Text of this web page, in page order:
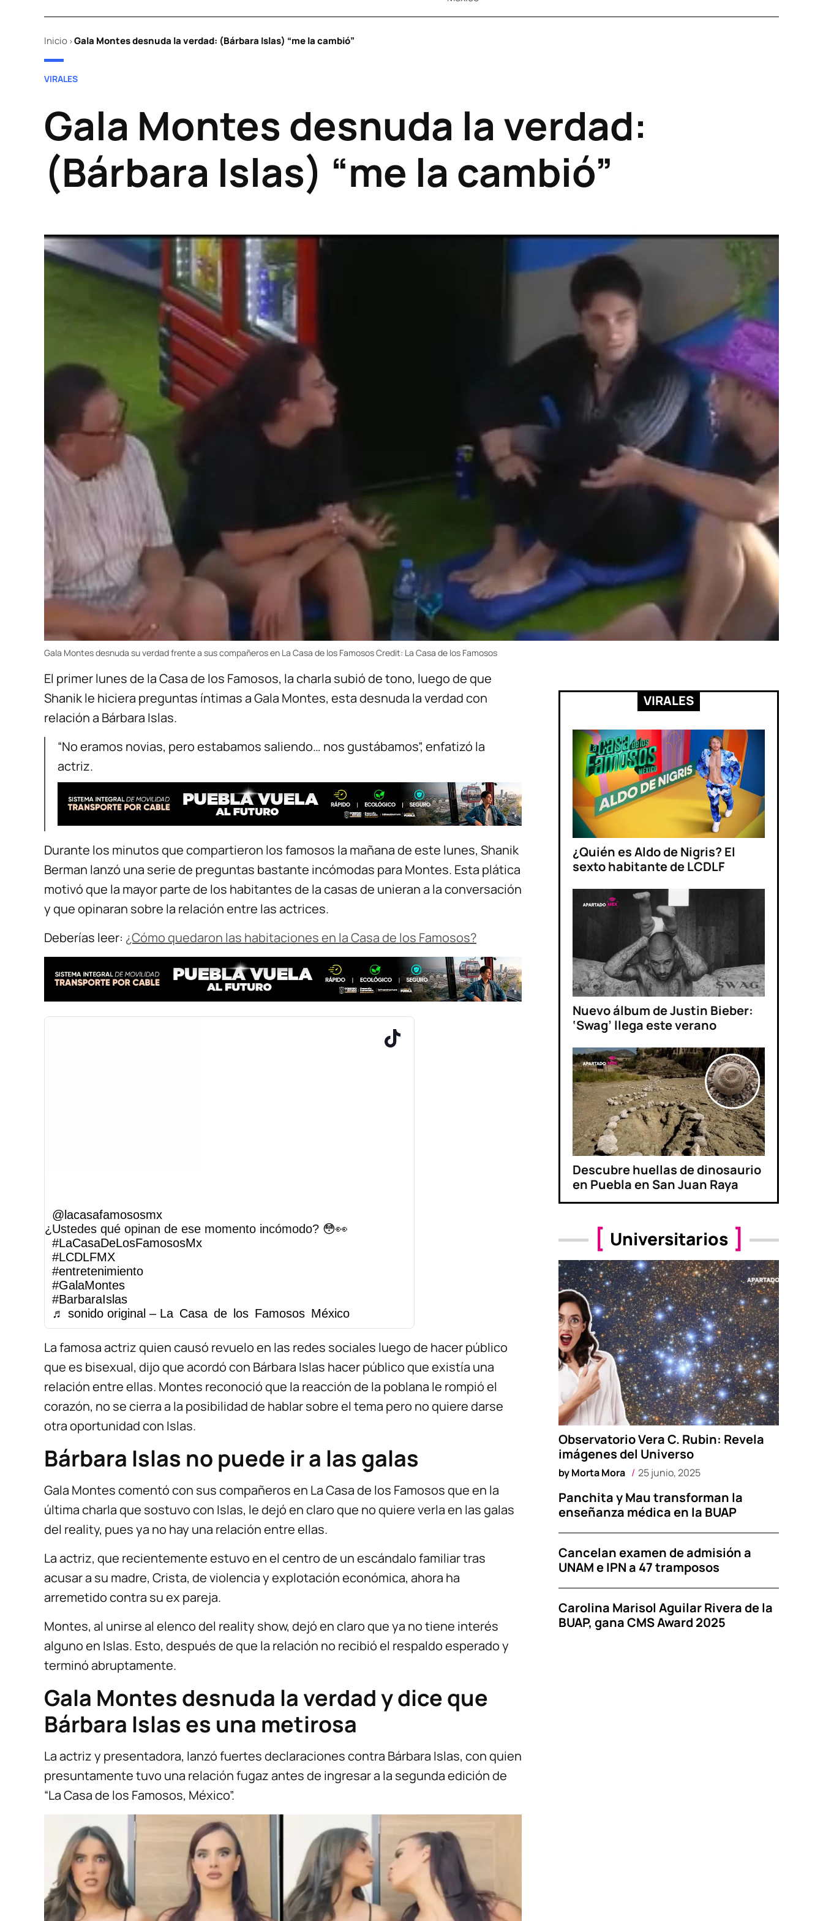
Inicio >Gala Montes desnuda la verdad: (Bárbara Islas) “me la cambió”
POSTED
VIRALES
Gala Montes desnuda la verdad:
(Bárbara Islas) “me la cambió”
Gala Montes desnuda su verdad frente a sus compañeros en La Casa de los FamososCredit: La Casa de los Famosos
El primer lunes de la Casa de los Famosos, la charla subió de tono, luego de que
Shanik le hiciera preguntas íntimas a Gala Montes, esta desnuda la verdad con
relación a Bárbara Islas.
“No eramos novias, pero estabamos saliendo… nos gustábamos”, enfatizó la
actriz.
Durante los minutos que compartieron los famosos la mañana de este lunes, Shanik
Berman lanzó una serie de preguntas bastante incómodas para Montes. Esta plática
motivó que la mayor parte de los habitantes de la casas de unieran a la conversación
y que opinaran sobre la relación entre las actrices.
Deberías leer: ¿Cómo quedaron las habitaciones en la Casa de los Famosos?
@lacasafamososmx
¿Ustedes qué opinan de ese momento incómodo? 😳👀
#LaCasaDeLosFamososMx
#LCDLFMX
#entretenimiento
#GalaMontes
#BarbaraIslas
♬ sonido original – La Casa de los Famosos México
La famosa actriz quien causó revuelo en las redes sociales luego de hacer público
que es bisexual, dijo que acordó con Bárbara Islas hacer público que existía una
relación entre ellas. Montes reconoció que la reacción de la poblana le rompió el
corazón, no se cierra a la posibilidad de hablar sobre el tema pero no quiere darse
otra oportunidad con Islas.
Bárbara Islas no puede ir a las galas
Gala Montes comentó con sus compañeros en La Casa de los Famosos que en la
última charla que sostuvo con Islas, le dejó en claro que no quiere verla en las galas
del reality, pues ya no hay una relación entre ellas.
La actriz, que recientemente estuvo en el centro de un escándalo familiar tras
acusar a su madre, Crista, de violencia y explotación económica, ahora ha
arremetido contra su ex pareja.
Montes, al unirse al elenco del reality show, dejó en claro que ya no tiene interés
alguno en Islas. Esto, después de que la relación no recibió el respaldo esperado y
terminó abruptamente.
Gala Montes desnuda la verdad y dice que
Bárbara Islas es una metirosa
La actriz y presentadora, lanzó fuertes declaraciones contra Bárbara Islas, con quien
presuntamente tuvo una relación fugaz antes de ingresar a la segunda edición de
“La Casa de los Famosos, México”.
VIRALES
¿Quién es Aldo de Nigris? El
sexto habitante de LCDLF
Nuevo álbum de Justin Bieber:
‘Swag’ llega este verano
Descubre huellas de dinosaurio
en Puebla en San Juan Raya
Universitarios
Observatorio Vera C. Rubin: Revela
imágenes del Universo
byMorta Mora 25 junio, 2025
Panchita y Mau transforman la
enseñanza médica en la BUAP
Cancelan examen de admisión a
UNAM e IPN a 47 tramposos
Carolina Marisol Aguilar Rivera de la
BUAP, gana CMS Award 2025